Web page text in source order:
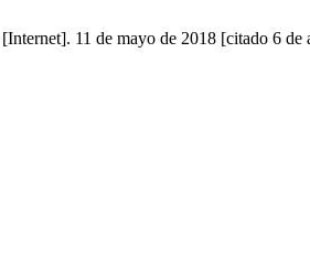
11 de mayo de 2018 [citado 6 de